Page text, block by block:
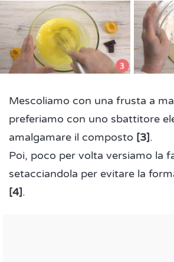
Mescoliamo con una frusta a
preferiamo con uno sbattitore
amalgamare il composto [3].
Poi, poco per volta versiamo la
setacciandola per evitare la
[4].